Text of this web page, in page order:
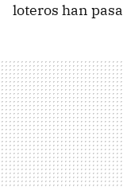
loteros han